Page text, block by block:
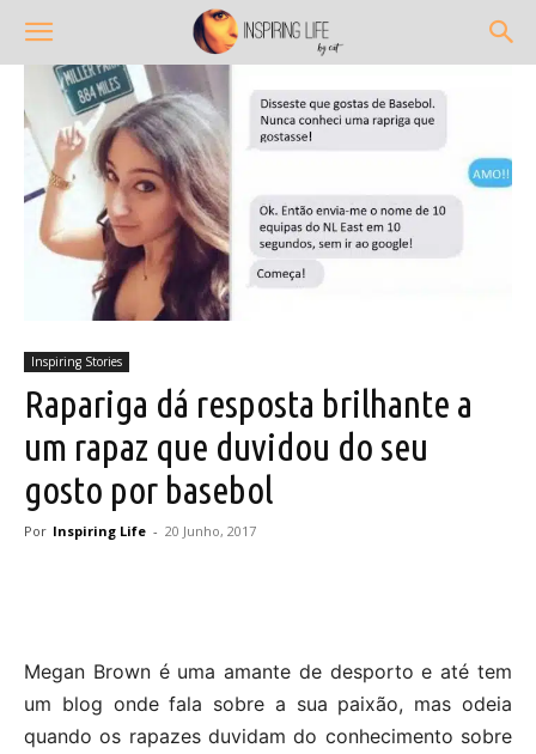
Inspiring Stories
Rapariga dá resposta brilhante a
um rapaz que duvidou do seu
gosto por basebol
Por Inspiring Life - 20 Junho, 2017
Megan Brown é uma amante de desporto e até tem
um blog onde fala sobre a sua paixão, mas odeia
quando os rapazes duvidam do conhecimento sobre